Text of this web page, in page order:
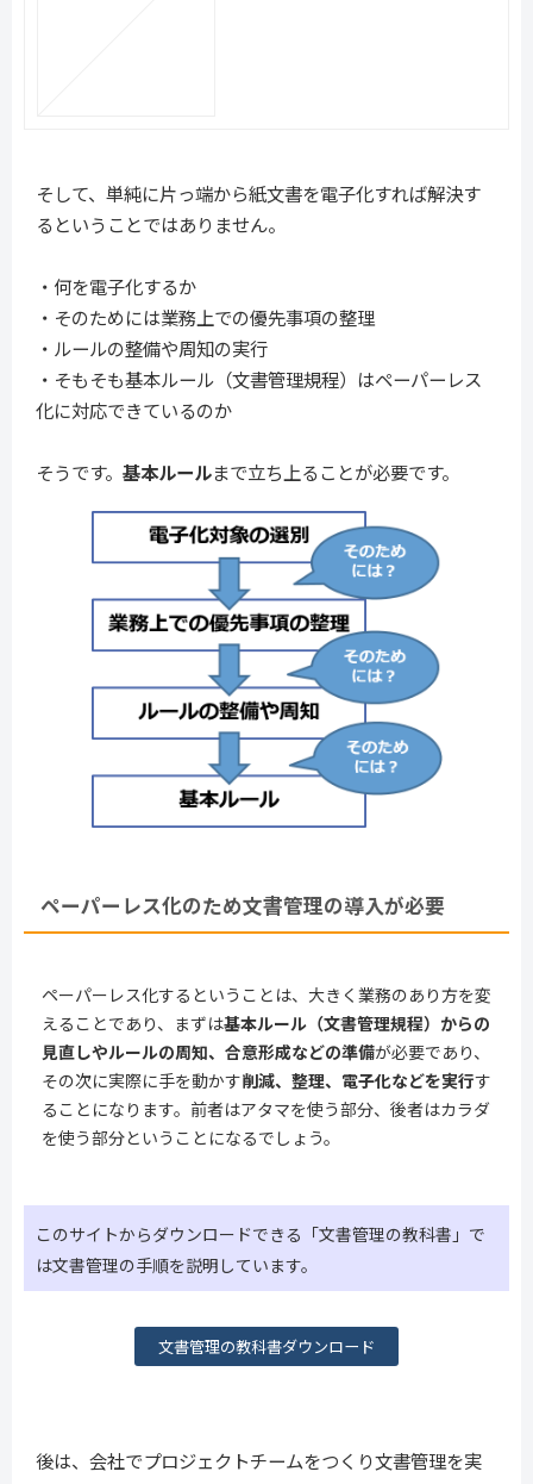
そして、単純に片っ端から紙文書を電子化すれば解決す
るということではありません。
・何を電子化するか
・そのためには業務上での優先事項の整理
・ルールの整備や周知の実行
・そもそも基本ルール（文書管理規程）はペーパーレス
化に対応できているのか
そうです。 基本ルールまで立ち上ることが必要です。
ペーパーレス化のため文書管理の導入が必要
ペーパーレス化するということは、大きく業務のあり方を変
えることであり、まずは基本ルール（文書管理規程）からの
見直しやルールの周知、合意形成などの準備が必要であり、
その次に実際に手を動かす削減、整理、電子化などを実行す
ることになります。前者はアタマを使う部分、後者はカラダ
を使う部分ということになるでしょう。
このサイトからダウンロードできる「文書管理の教科書」で
は文書管理の手順を説明しています。
文書管理の教科書ダウンロード
後は、会社でプロジェクトチームをつくり文書管理を実